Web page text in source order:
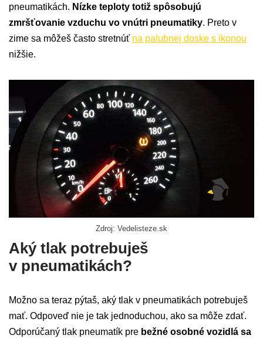
pneumatikách. Nízke teploty totiž spôsobujú
zmršťovanie vzduchu vo vnútri pneumatiky. Preto v
zime sa môžeš často stretnúť na palubnej doske s ikonou
nižšie.
Zdroj: Vedelisteze.sk
Aký tlak potrebuješ
v pneumatikách?
Možno sa teraz pýtaš, aký tlak v pneumatikách potrebuješ
mať. Odpoveď nie je tak jednoduchou, ako sa môže zdať.
Odporúčaný tlak pneumatík pre bežné osobné vozidlá sa